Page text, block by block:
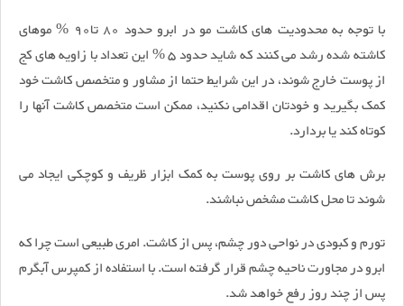
با توجه به محدودیت های کاشت مو در ابرو حدود 80 تا90 % موهای
کاشته شده رشد می کنند که شاید حدود 5 % این تعداد با زاویه های کج
از پوست خارج شوند، در این شرایط حتما از مشاور و متخصص کاشت خود
کمک بگیرید و خودتان اقدامی نکنید، ممکن است متخصص کاشت آنها را
کوتاه کند یا بردارد.
برش های کاشت بر روی پوست به کمک ابزار ظریف و کوچکی ایجاد می
شوند تا محل کاشت مشخص نباشند.
تورم و کبودی در نواحی دور چشم، پس از کاشت. امری طبیعی است چرا که
ابرو در مجاورت ناحیه چشم قرار گرفته است. با استفاده از کمپرس آبگرم
پس از چند روز رفع خواهد شد.